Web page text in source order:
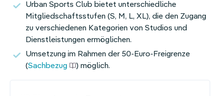
Urban Sports Club bietet unterschiedliche
Mitgliedschaftsstufen (S, M, L, XL), die den Zugang
zu verschiedenen Kategorien von Studios und
Dienstleistungen ermöglichen.
Umsetzung im Rahmen der 50-Euro-Freigrenze
(Sachbezug ) möglich.